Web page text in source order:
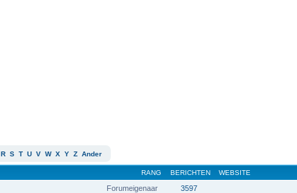
R S T U V W X Y Z Ander
RANG BERICHTEN WEBSITE
Forumeigenaar 3597